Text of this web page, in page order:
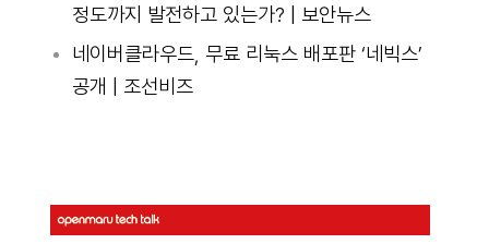
정도까지 발전하고 있는가? | 보안뉴스
네이버클라우드, 무료 리눅스 배포판 ‘네빅스’
공개 | 조선비즈